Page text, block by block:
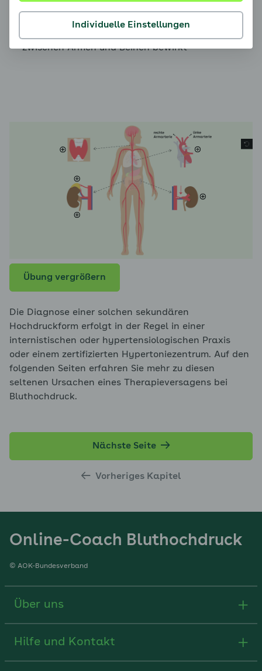
Aortenisthmusstenose
, also eine Verengung der
zwischen Armen und Beinen bewirkt
Übung vergrößern
Die Diagnose einer solchen sekundären
Hochdruckform erfolgt in der Regel in einer
internistischen oder hypertensiologischen Praxis
oder einem zertifizierten Hypertoniezentrum. Auf den
folgenden Seiten erfahren Sie mehr zu diesen
seltenen Ursachen eines Therapieversagens bei
Bluthochdruck.
Vorheriges Kapitel
Nächste Seite
Online-Coach Bluthochdruck
© AOK-Bundesverband
Über uns
Hilfe und Kontakt
Individuelle Einstellungen